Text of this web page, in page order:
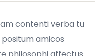
contenti verba tu
amicos